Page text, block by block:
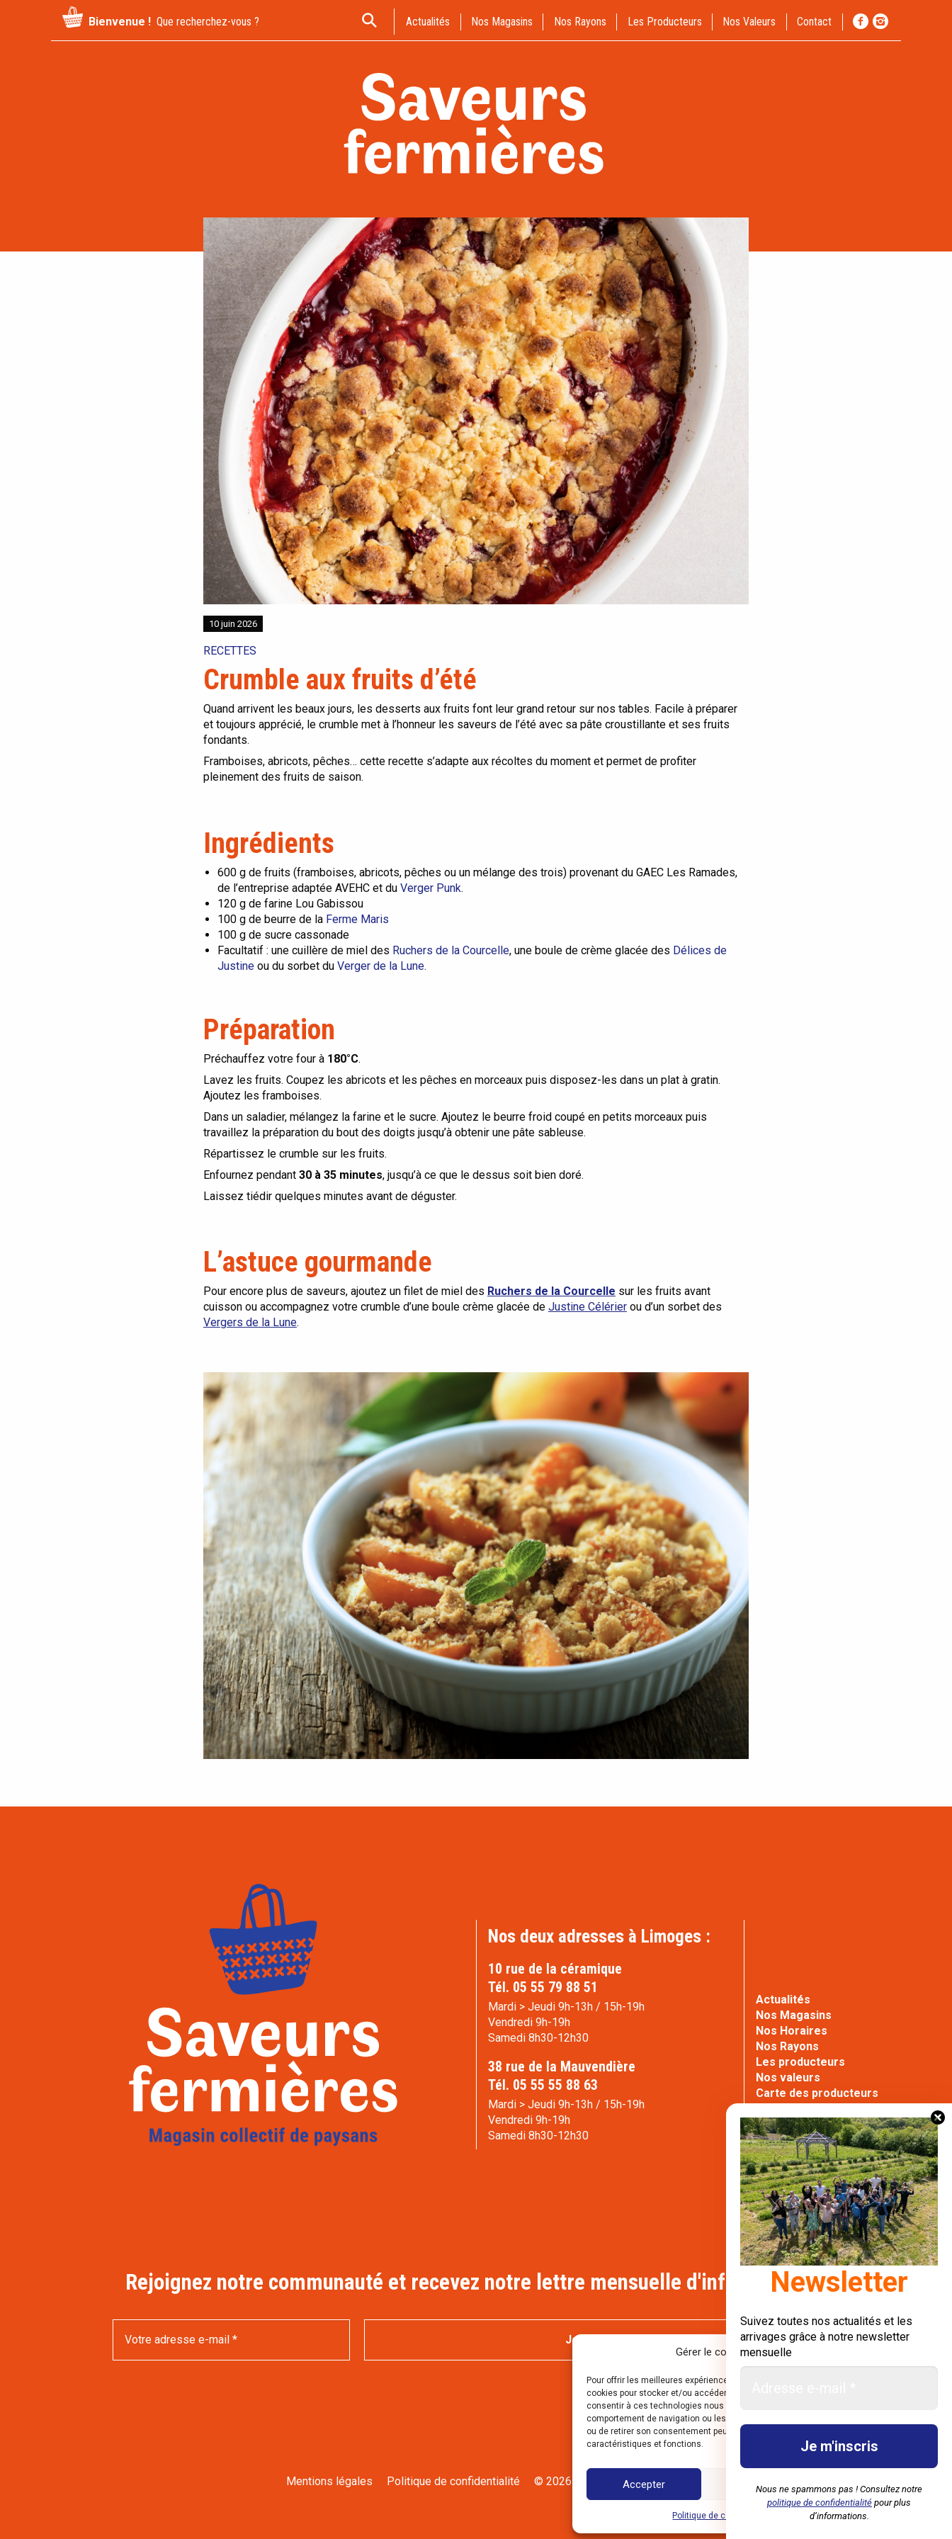
Gérer le consentement aux cookies
Pour offrir les meilleures expériences, nous utilisons des technologies telles que les
cookies pour stocker et/ou accéder aux informations des appareils. Le fait de
consentir à ces technologies nous permettra de traiter des données telles que le
comportement de navigation ou les ID uniques sur ce site. Le fait de ne pas consentir
ou de retirer son consentement peut avoir un effet négatif sur certaines
caractéristiques et fonctions.
Accepter Refuser Voir les préférences
Politique de confidentialité Mentions légales
Recherche
pour
Bienvenue ! Actualités Nos Magasins Nos Rayons Les Producteurs Nos Valeurs Contact
10 juin 2026
RECETTES
Crumble aux fruits d’été
Quand arrivent les beaux jours, les desserts aux fruits font leur grand retour sur nos tables. Facile à préparer
et toujours apprécié, le crumble met à l’honneur les saveurs de l’été avec sa pâte croustillante et ses fruits
fondants.
Framboises, abricots, pêches… cette recette s’adapte aux récoltes du moment et permet de profiter
pleinement des fruits de saison.
Ingrédients
600 g de fruits (framboises, abricots, pêches ou un mélange des trois) provenant du GAEC Les Ramades,
de l’entreprise adaptée AVEHC et du Verger Punk.
120 g de farine Lou Gabissou
100 g de beurre de la Ferme Maris
100 g de sucre cassonade
Facultatif : une cuillère de miel des Ruchers de la Courcelle, une boule de crème glacée des Délices de
Justine ou du sorbet du Verger de la Lune.
Préparation
Préchauffez votre four à 180°C.
Lavez les fruits. Coupez les abricots et les pêches en morceaux puis disposez-les dans un plat à gratin.
Ajoutez les framboises.
Dans un saladier, mélangez la farine et le sucre. Ajoutez le beurre froid coupé en petits morceaux puis
travaillez la préparation du bout des doigts jusqu’à obtenir une pâte sableuse.
Répartissez le crumble sur les fruits.
Enfournez pendant 30 à 35 minutes, jusqu’à ce que le dessus soit bien doré.
Laissez tiédir quelques minutes avant de déguster.
L’astuce gourmande
Pour encore plus de saveurs, ajoutez un filet de miel des Ruchers de la Courcelle sur les fruits avant
cuisson ou accompagnez votre crumble d’une boule crème glacée de Justine Célérier ou d’un sorbet des
Vergers de la Lune.
Newsletter
Suivez toutes nos actualités et les
arrivages grâce à notre newsletter
mensuelle
Nous ne spammons pas ! Consultez notre
politique de confidentialité pour plus
d’informations.
Nos deux adresses à Limoges :
10 rue de la céramique
Tél. 05 55 79 88 51
Mardi > Jeudi 9h-13h / 15h-19h
Vendredi 9h-19h
Samedi 8h30-12h30
38 rue de la Mauvendière
Tél. 05 55 55 88 63
Mardi > Jeudi 9h-13h / 15h-19h
Vendredi 9h-19h
Samedi 8h30-12h30
Actualités
Nos Magasins
Nos Horaires
Nos Rayons
Les producteurs
Nos valeurs
Carte des producteurs
Rejoignez notre communauté et recevez notre lettre mensuelle d'informations :
Mentions légales Politique de confidentialité © 2026 Saveurs fermières